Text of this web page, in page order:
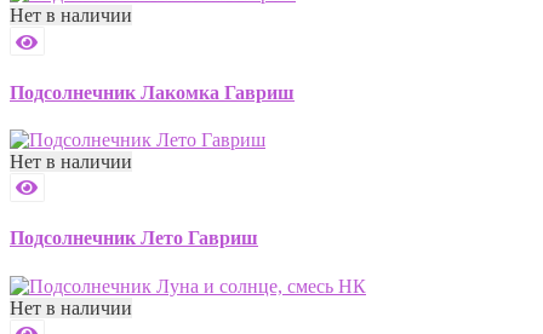
Нет в наличии
Подсолнечник Лакомка Гавриш
Нет в наличии
Подсолнечник Лето Гавриш
Нет в наличии